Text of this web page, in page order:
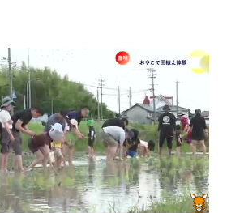
からはご加入者様へのサー
、
TV』を利用いただくには、
ツを除き、
スへの加入と『CCNetマイ
ログインが必要となりま
ご了承の程よろしくお願い